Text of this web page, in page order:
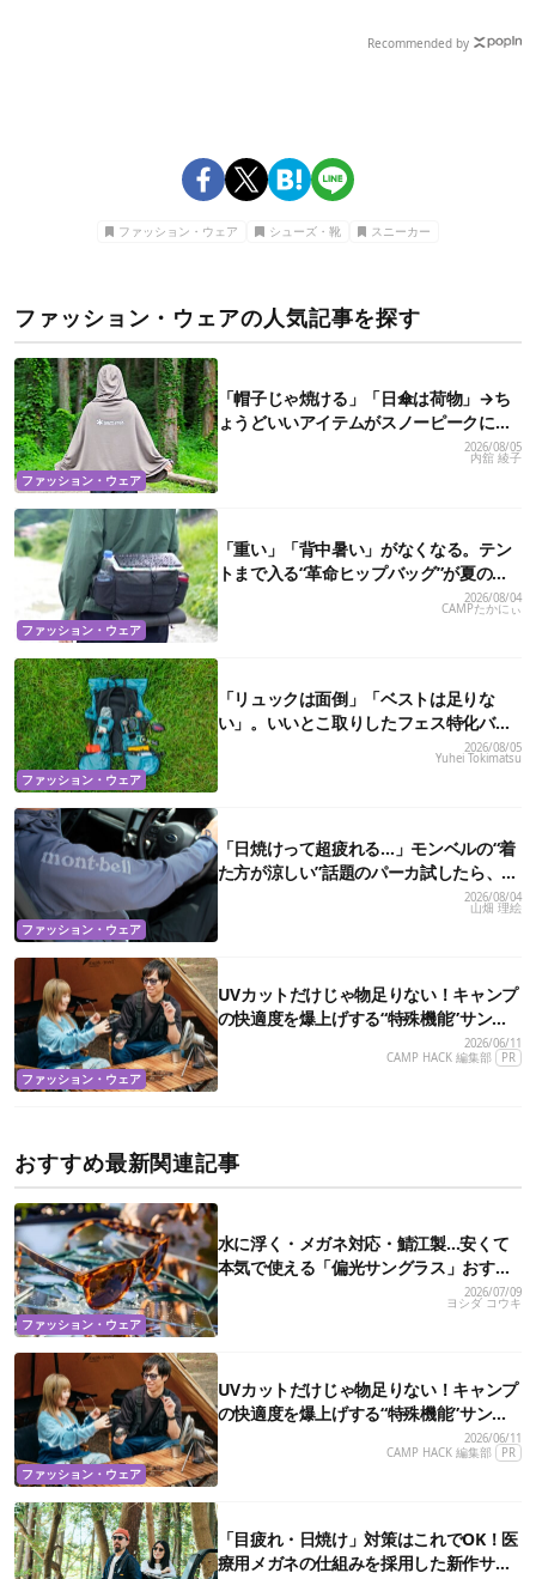
Recommended by
ファッション・ウェア シューズ・靴 スニーカー
ファッション・ウェアの人気記事を探す
ファッション・ウェア
「帽子じゃ焼ける」「日傘は荷物」→ち
ょうどいいアイテムがスノーピークにあ
りました
2026/08/05
内舘 綾子
ファッション・ウェア
「重い」「背中暑い」がなくなる。テン
トまで入る“革命ヒップバッグ”が夏のア
ウトドアを身軽にしてくれた
2026/08/04
CAMPたかにぃ
ファッション・ウェア
「リュックは面倒」「ベストは足りな
い」。いいとこ取りしたフェス特化バッ
グがあるんです
2026/08/05
Yuhei Tokimatsu
ファッション・ウェア
「日焼けって超疲れる…」モンベルの“着
た方が涼しい”話題のパーカ試したら、真
2026/08/04
山畑 理絵
ファッション・ウェア
UVカットだけじゃ物足りない！キャンプ
の快適度を爆上げする“特殊機能”サング
ラス3選
2026/06/11
CAMP HACK 編集部
PR
おすすめ最新関連記事
ファッション・ウェア
水に浮く・メガネ対応・鯖江製…安くて
本気で使える「偏光サングラス」おすす
め10選
2026/07/09
ヨシダ コウキ
ファッション・ウェア
UVカットだけじゃ物足りない！キャンプ
の快適度を爆上げする“特殊機能”サング
ラス3選
2026/06/11
CAMP HACK 編集部
PR
「目疲れ・日焼け」対策はこれでOK！医
療用メガネの仕組みを採用した新作サン